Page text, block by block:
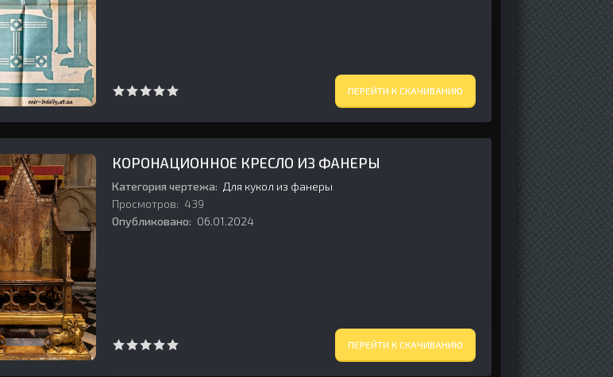
ПЕРЕЙТИ К СКАЧИВАНИЮ
КОРОНАЦИОННОЕ КРЕСЛО ИЗ ФАНЕРЫ
Категория чертежа: Для кукол из фанеры
Просмотров: 439
Опубликовано: 06.01.2024
ПЕРЕЙТИ К СКАЧИВАНИЮ